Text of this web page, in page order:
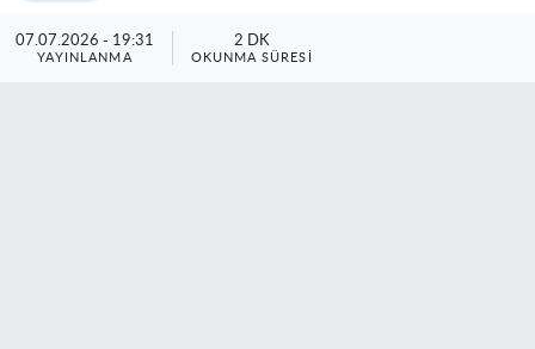
07.07.2026 - 19:31
YAYINLANMA
2 DK
OKUNMA SÜRESI